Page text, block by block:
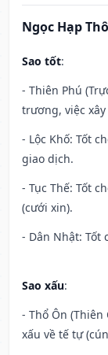
Ngọc Hạp
Sao tốt:
- Thiên Phú
trương, việc
- Lộc Khố: Tốt
giao dịch.
- Tục Thế: Tốt
(cưới xin).
- Dân Nhật: Tốt
Sao xấu:
- Thổ Ôn (Thiên
xấu về tế tự